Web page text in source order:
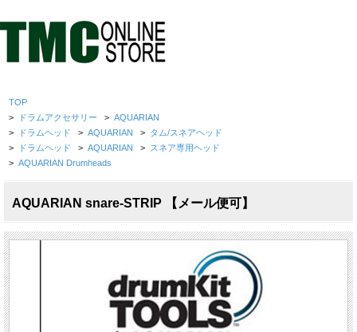
TOP
> ドラムアクセサリー > AQUARIAN
> ドラムヘッド > AQUARIAN > タム/スネアヘッド
> ドラムヘッド > AQUARIAN > スネア専用ヘッド
> AQUARIAN Drumheads
AQUARIAN snare-STRIP 【メール便可】